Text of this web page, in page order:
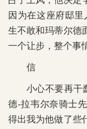
因为在这座府邸
生不敢和玛蒂尔德
一个让步，整个事
信
小心不要再干
德-拉韦尔奈骑士
得出我为他做了些